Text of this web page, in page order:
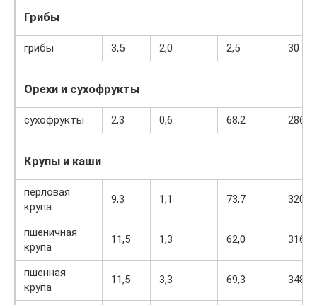
Грибы
грибы 3,5 2,0 2,5 30
Орехи и сухофрукты
сухофрукты 2,3 0,6 68,2 286
Крупы и каши
перловая
крупа
9,3 1,1 73,7 320
пшеничная
крупа
11,5 1,3 62,0 316
пшенная
крупа
11,5 3,3 69,3 348